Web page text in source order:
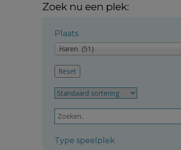
Zoek nu een plek:
Plaats
Haren (51)
Type speelplek